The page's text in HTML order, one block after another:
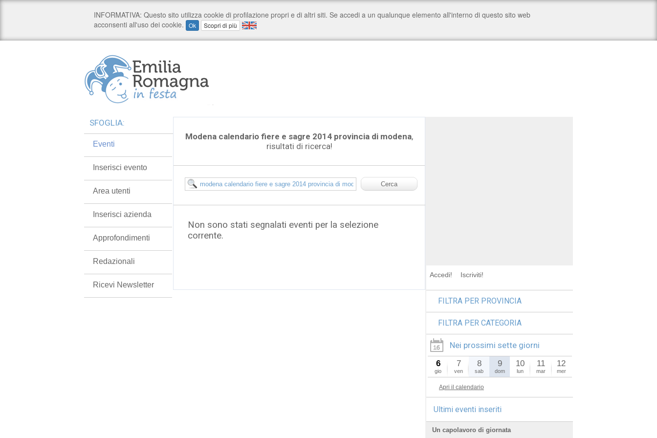
Modena calendario fiere e sagre 2014 provincia di modena,
risultati di ricerca!
Non sono stati segnalati eventi per la selezione
corrente.
SFOGLIA:
Eventi
Inserisci evento
Area utenti
Inserisci azienda
Approfondimenti
Redazionali
Ricevi Newsletter
Accedi! Iscriviti!
FILTRA PER PROVINCIA
FILTRA PER CATEGORIA
Nei prossimi sette giorni
6
gio
7
ven
8
sab
9
dom
10
lun
11
mar
12
mer
Apri il calendario
Ultimi eventi inseriti
Un capolavoro di giornata